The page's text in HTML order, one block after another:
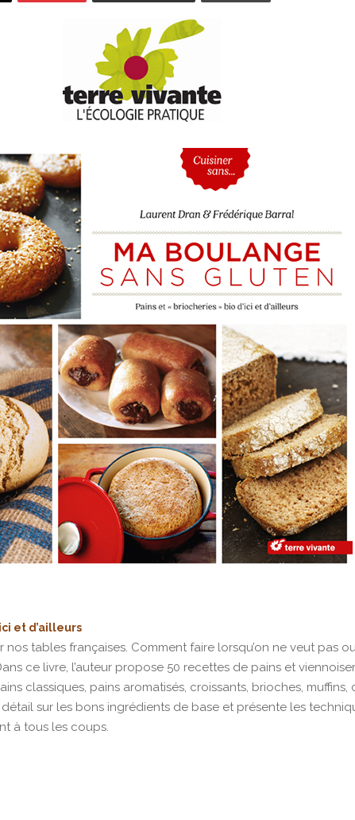
et d’ailleurs
tables françaises. Comment faire lorsqu’on ne veut pas
ce livre, l’auteur propose 50 recettes de pains et
classiques, pains aromatisés, croissants, brioches, muffins,
sur les bons ingrédients de base et présente les
à tous les coups.